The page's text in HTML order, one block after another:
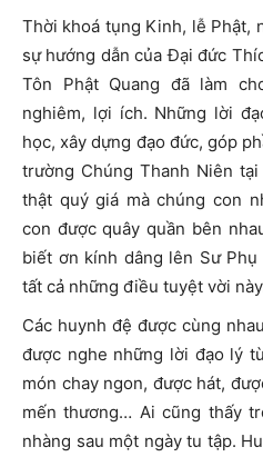
Thời khoá tụng Kinh, lễ Phật,
sự hướng dẫn của Đại đức
Tôn Phật Quang đã làm
nghiêm, lợi ích. Những lời
học, xây dựng đạo đức, góp
trường Chúng Thanh Niên
thật quý giá mà chúng con
con được quây quần bên
biết ơn kính dâng lên Sư
tất cả những điều tuyệt vời
Các huynh đệ được cùng
được nghe những lời đạo lý
món chay ngon, được hát,
mến thương… Ai cũng thấy
nhàng sau một ngày tu tập.